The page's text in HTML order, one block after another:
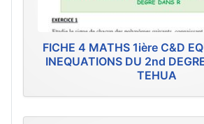
FICHE 4 MATHS 1ière C&D
INEQUATIONS DU 2nd
TEHUA